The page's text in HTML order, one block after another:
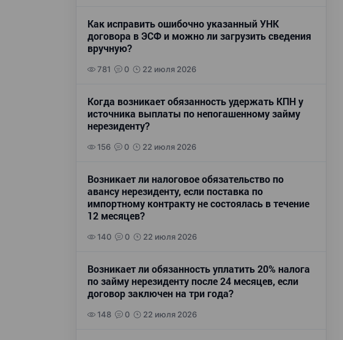
Как исправить ошибочно указанный УНК
договора в ЭСФ и можно ли загрузить сведения
вручную?
781 0 22 июля 2026
Когда возникает обязанность удержать КПН у
источника выплаты по непогашенному займу
нерезиденту?
156 0 22 июля 2026
Возникает ли налоговое обязательство по
авансу нерезиденту, если поставка по
импортному контракту не состоялась в течение
12 месяцев?
140 0 22 июля 2026
Возникает ли обязанность уплатить 20% налога
по займу нерезиденту после 24 месяцев, если
договор заключен на три года?
148 0 22 июля 2026